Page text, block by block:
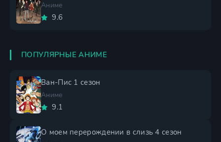
Аниме
9.6
ПОПУЛЯРНЫЕ АНИМЕ
Ван-Пис 1 сезон
Аниме
9.1
О моем перерождении в слизь 4 сезон